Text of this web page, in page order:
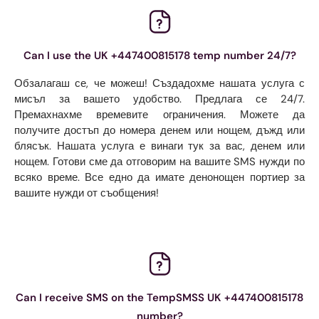
Can I use the UK +447400815178 temp number 24/7?
Обзалагаш се, че можеш! Създадохме нашата услуга с
мисъл за вашето удобство. Предлага се 24/7.
Премахнахме времевите ограничения. Можете да
получите достъп до номера денем или нощем, дъжд или
блясък. Нашата услуга е винаги тук за вас, денем или
нощем. Готови сме да отговорим на вашите SMS нужди по
всяко време. Все едно да имате денонощен портиер за
вашите нужди от съобщения!
Can I receive SMS on the TempSMSS UK +447400815178
number?